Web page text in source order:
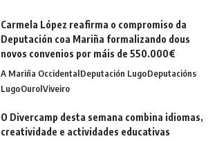
Carmela López reafirma o compromiso da
Deputación coa Mariña formalizando dous
novos convenios por máis de 550.000€
A Mariña OccidentalDeputación LugoDeputacións
LugoOurolViveiro
O Divercamp desta semana combina idiomas,
creatividade e actividades educativas